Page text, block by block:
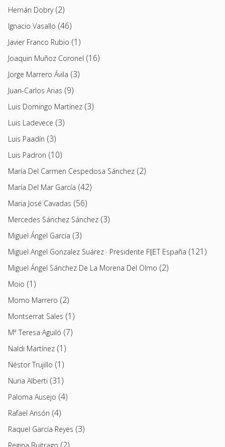
Hernán Dobry(2)
Ignacio Vasallo (46)
Javier Franco Rubio (1)
Joaquin Muñoz Coronel (16)
Jorge Marrero Ávila (3)
Juan-Carlos Arias (9)
Luis Domingo Martínez (3)
Luis Ladevece (3)
Luis Paadín (3)
Luis Padron (10)
María Del Carmen Cespedosa Sánchez (2)
María Del Mar García (42)
Maria José Cavadas (56)
Mercedes Sánchez Sánchez (3)
Miguel Ángel García (3)
Miguel Angel Gonzalez Suárez · Presidente FIJET España (121)
Miguel Ángel Sánchez De La Morena Del Olmo (2)
Moio (1)
Momo Marrero (2)
Montserrat Sales (1)
Mª Teresa Aguiló (7)
Naldi Martínez (1)
Néstor Trujillo (1)
Nuria Alberti (31)
Paloma Ausejo (4)
Rafael Ansón (4)
Raquel García Reyes (3)